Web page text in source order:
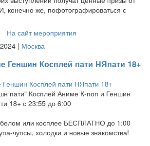
конечно же, пофотографироваться с
На сайт мероприятия
| Москва
Геншин Косплей пати НЯпати 18+
пати" Косплей Аниме К-поп и Геншин
18+ с 23:55 до 6:00
или косплее БЕСПЛАТНО до 1:00
чупсы, холодки и новые знакомства!